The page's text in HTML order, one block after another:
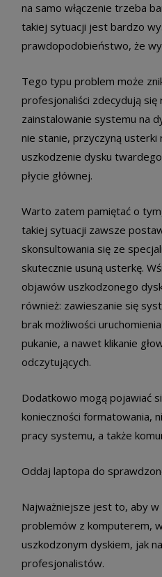
na samo włączenie trzeba
takiej sytuacji jest bardzo
prawdopodobieństwo, że
Tego typu problem może
profesjonaliści zdecydują się
zainstalowanie systemu na
nie stanie, przyczyną usterki
uszkodzenie dysku
płycie głównej.
Warto zatem pamiętać o
takiej sytuacji zawsze
skonsultowania się ze
skutecznie usuną usterkę.
objawów uszkodzonego
również: zawieszanie się
brak możliwości
pukanie, a nawet klikanie
odczytujących.
Dodatkowo mogą pojawiać
konieczności formatowania,
pracy systemu, a także
Oddaj laptopa do
Najważniejsze jest to, aby
problemów z komputerem,
uszkodzonym dyskiem, jak
profesjonalistów.